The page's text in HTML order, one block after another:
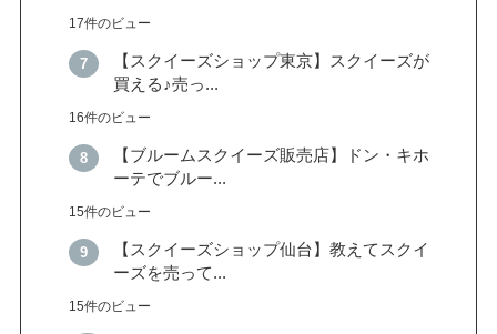
17件のビュー
【スクイーズショップ東京】スクイーズが
買える♪売っ...
16件のビュー
【ブルームスクイーズ販売店】ドン・キホ
ーテでブルー...
15件のビュー
【スクイーズショップ仙台】教えてスクイ
ーズを売って...
15件のビュー